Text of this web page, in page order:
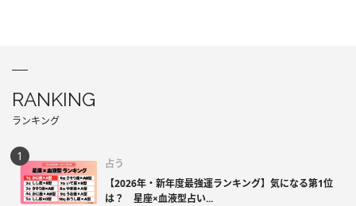
RANKING
ランキング
占う
【2026年・新年度最強運ランキング】気になる第1位
は？ 星座×血液型占い...